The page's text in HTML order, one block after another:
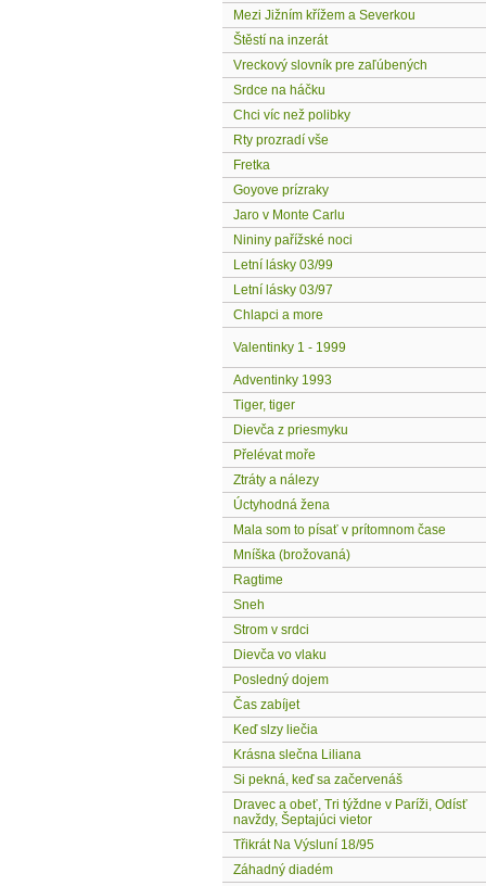
Mezi Jižním křížem a Severkou
Štěstí na inzerát
Vreckový slovník pre zaľúbených
Srdce na háčku
Chci víc než polibky
Rty prozradí vše
Fretka
Goyove prízraky
Jaro v Monte Carlu
Nininy pařížské noci
Letní lásky 03/99
Letní lásky 03/97
Chlapci a more
Valentinky 1 - 1999
Adventinky 1993
Tiger, tiger
Dievča z priesmyku
Přelévat moře
Ztráty a nálezy
Úctyhodná žena
Mala som to písať v prítomnom čase
Mníška (brožovaná)
Ragtime
Sneh
Strom v srdci
Dievča vo vlaku
Posledný dojem
Čas zabíjet
Keď slzy liečia
Krásna slečna Liliana
Si pekná, keď sa začervenáš
Dravec a obeť, Tri týždne v Paríži, Odísť
navždy, Šeptajúci vietor
Třikrát Na Výsluní 18/95
Záhadný diadém